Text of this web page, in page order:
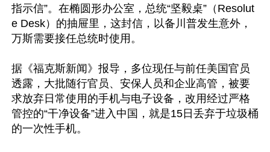
指示信”。在椭圆形办公室，总统“坚毅桌”（Resolut
e Desk）的抽屉里，这封信，以备川普发生意外，
万斯需要接任总统时使用。
据《福克斯新闻》报导，多位现任与前任美国官员
透露，大批随行官员、安保人员和企业高管，被要
求放弃日常使用的手机与电子设备，改用经过严格
管控的“干净设备”进入中国，就是15日丢弃于垃圾桶
的一次性手机。